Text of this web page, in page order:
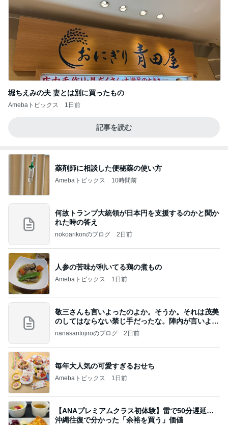
堀ちえみの夫 妻とは別に買ったもの
Amebaトピックス 1日前
記事を読む
薬剤師に相談した便秘薬の使い方
Amebaトピックス 10時間前
何故トランプ大統領が日本円を支援するのかと聞か
れた時の答え
nokoarikonのブログ 2日前
人参の苦味が利いてる鶏の煮もの
Amebaトピックス 1日前
敬三さんも言いよったのよか。そうか。それは茂美
のしてはならない禁じ手だったな。陣内が言いよる
のよ
nanasantojiroのブログ 2日前
毎年大人気の可愛すぎるおせち
Amebaトピックス 1日前
【ANAプレミアムクラス初体験】雷で50分遅延…
沖縄往復で分かった「余裕を買う」価値